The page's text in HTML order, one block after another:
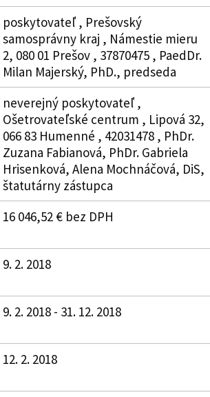
poskytovateľ , Prešovský
samosprávny kraj , Námestie mieru
2, 080 01 Prešov , 37870475 , PaedDr.
Milan Majerský, PhD., predseda
neverejný poskytovateľ ,
Ošetrovateľské centrum , Lipová 32,
066 83 Humenné , 42031478 , PhDr.
Zuzana Fabianová, PhDr. Gabriela
Hrisenková, Alena Mochnáčová, DiS,
štatutárny zástupca
16 046,52 € bez DPH
9. 2. 2018
9. 2. 2018 - 31. 12. 2018
12. 2. 2018